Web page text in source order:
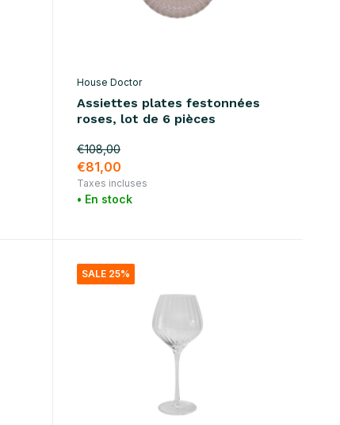
House Doctor
Assiettes plates festonnées
roses, lot de 6 pièces
€108,00
€81,00
Taxes incluses
• En stock
SALE 25%